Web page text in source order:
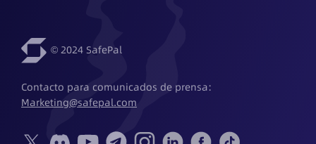
© 2024 SafePal
Contacto para comunicados de prensa:
Marketing@safepal.com